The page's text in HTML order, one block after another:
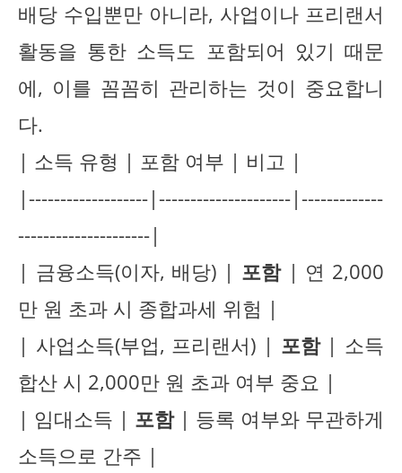
배당 수입뿐만 아니라, 사업이나 프리랜서
활동을 통한 소득도 포함되어 있기 때문
에, 이를 꼼꼼히 관리하는 것이 중요합니
다.
| 소득 유형 | 포함 여부 | 비고 |
|-------------------|---------------------|-------------
---------------------|
| 금융소득(이자, 배당) | 포함| 연 2,000
만 원 초과 시 종합과세 위험 |
| 사업소득(부업, 프리랜서) | 포함| 소득
합산 시 2,000만 원 초과 여부 중요 |
| 임대소득 | 포함| 등록 여부와 무관하게
소득으로 간주 |